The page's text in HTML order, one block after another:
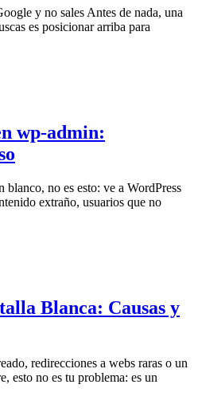
y no sales Antes de nada, una
es posicionar arriba para
wp-admin:
blanco, no es esto: ve a WordPress
extraño, usuarios que no
Blanca: Causas y
redirecciones a webs raras o un
esto no es tu problema: es un